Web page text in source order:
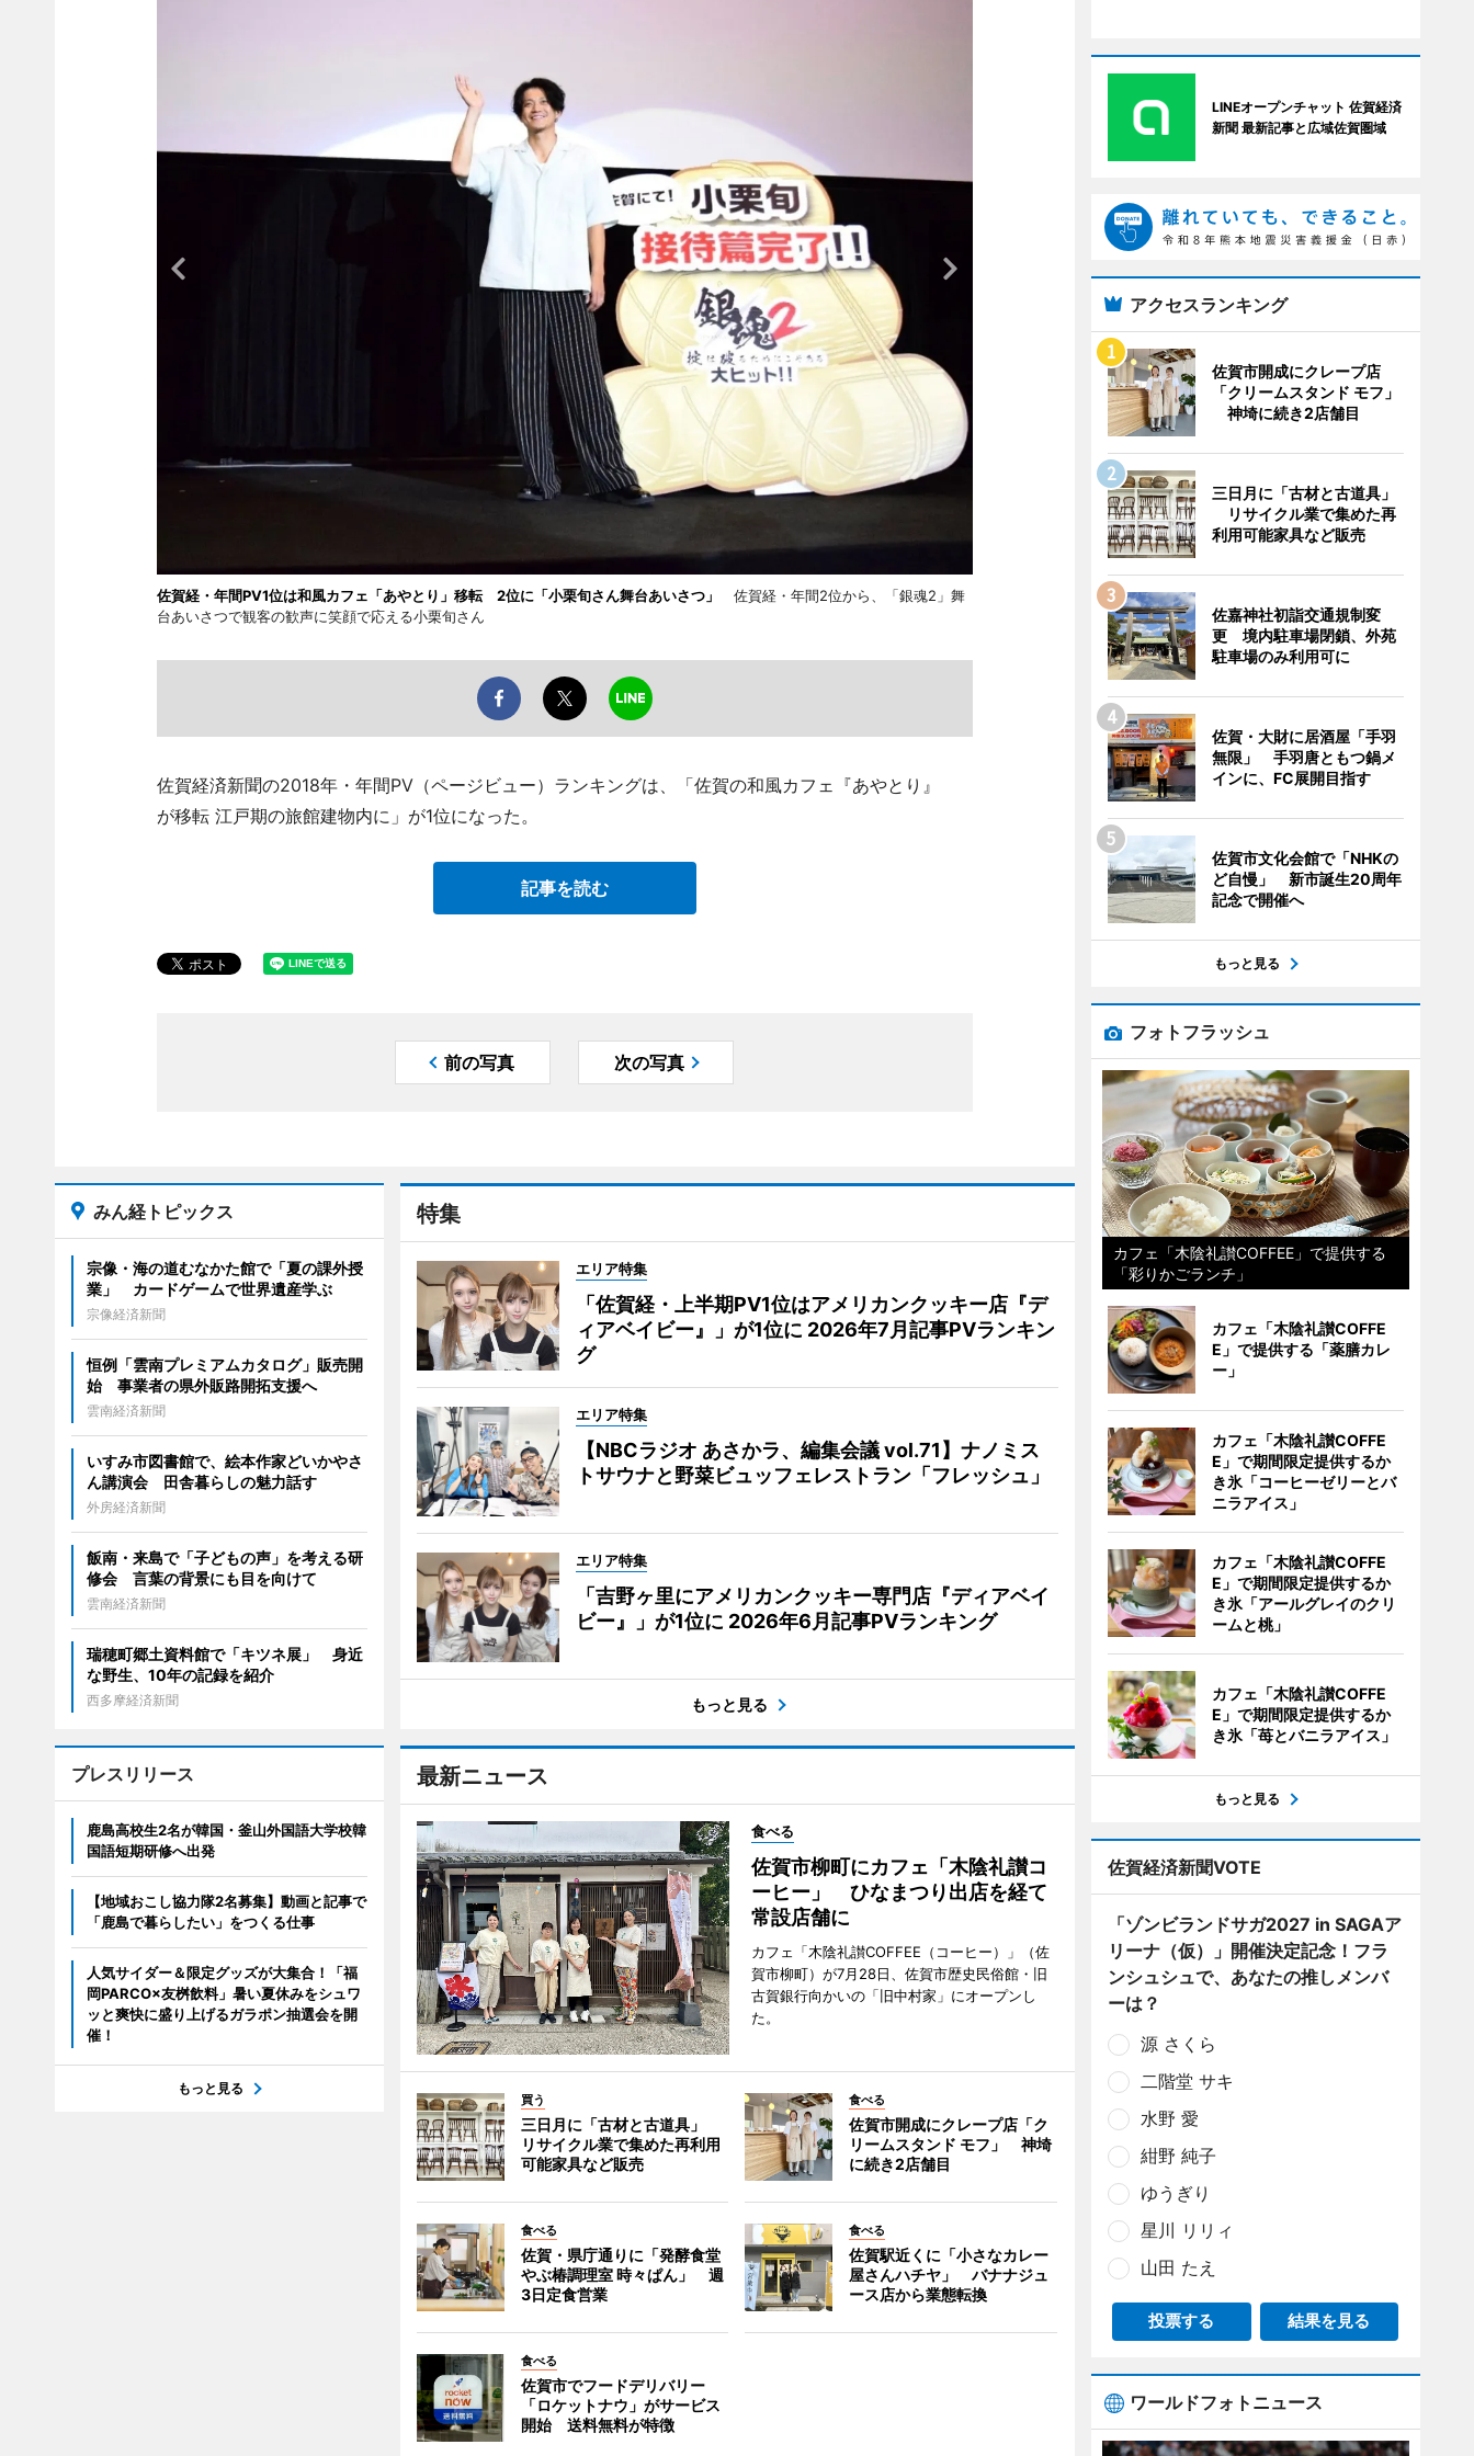
佐賀経・年間PV1位は和風カフェ「あやとり」移転 2位に「小栗旬さん舞台あいさつ」
佐賀経・年間2位から、「銀魂2」舞
台あいさつで観客の歓声に笑顔で応える小栗旬さん
佐賀経済新聞の2018年・年間PV（ページビュー）ランキングは、「佐賀の和風カフェ『あやとり』
が移転 江戸期の旅館建物内に」が1位になった。
記事を読む
前の写真 次の写真
特集
エリア特集
「佐賀経・上半期PV1位はアメリカンクッキー店『デ
ィアベイビー』」が1位に 2026年7月記事PVランキン
グ
エリア特集
【NBCラジオ あさかラ、編集会議 vol.71】ナノミス
トサウナと野菜ビュッフェレストラン「フレッシュ」
エリア特集
「吉野ヶ里にアメリカンクッキー専門店『ディアベイ
ビー』」が1位に 2026年6月記事PVランキング
もっと見る
最新ニュース
食べる
佐賀市柳町にカフェ「木陰礼讃コ
ーヒー」 ひなまつり出店を経て
常設店舗に
カフェ「木陰礼讃COFFEE（コーヒー）」（佐
賀市柳町）が7月28日、佐賀市歴史民俗館・旧
古賀銀行向かいの「旧中村家」にオープンし
た。
買う
三日月に「古材と古道具」
リサイクル業で集めた再利用
可能家具など販売
食べる
佐賀市開成にクレープ店「ク
リームスタンド モフ」 神埼
に続き2店舗目
食べる
佐賀・県庁通りに「発酵食堂
やぶ椿調理室 時々ぱん」 週
3日定食営業
食べる
佐賀駅近くに「小さなカレー
屋さんハチヤ」 バナナジュ
ース店から業態転換
食べる
佐賀市でフードデリバリー
「ロケットナウ」がサービス
開始 送料無料が特徴
みん経トピックス
宗像・海の道むなかた館で「夏の課外授
業」 カードゲームで世界遺産学ぶ
宗像経済新聞
恒例「雲南プレミアムカタログ」販売開
始 事業者の県外販路開拓支援へ
雲南経済新聞
いすみ市図書館で、絵本作家どいかやさ
ん講演会 田舎暮らしの魅力話す
外房経済新聞
飯南・来島で「子どもの声」を考える研
修会 言葉の背景にも目を向けて
雲南経済新聞
瑞穂町郷土資料館で「キツネ展」 身近
な野生、10年の記録を紹介
西多摩経済新聞
プレスリリース
鹿島高校生2名が韓国・釜山外国語大学校韓
国語短期研修へ出発
【地域おこし協力隊2名募集】動画と記事で
「鹿島で暮らしたい」をつくる仕事
人気サイダー＆限定グッズが大集合！「福
岡PARCO×友桝飲料」暑い夏休みをシュワ
ッと爽快に盛り上げるガラポン抽選会を開
催！
もっと見る
LINEオープンチャット 佐賀経済
新聞 最新記事と広域佐賀圏域
アクセスランキング
佐賀市開成にクレープ店
「クリームスタンド モフ」
神埼に続き2店舗目
三日月に「古材と古道具」
リサイクル業で集めた再
利用可能家具など販売
佐嘉神社初詣交通規制変
更 境内駐車場閉鎖、外苑
駐車場のみ利用可に
佐賀・大財に居酒屋「手羽
無限」 手羽唐ともつ鍋メ
インに、FC展開目指す
佐賀市文化会館で「NHKの
ど自慢」 新市誕生20周年
記念で開催へ
もっと見る
フォトフラッシュ
カフェ「木陰礼讃COFFEE」で提供する
「彩りかごランチ」
カフェ「木陰礼讃COFFE
E」で提供する「薬膳カレ
ー」
カフェ「木陰礼讃COFFE
E」で期間限定提供するか
き氷「コーヒーゼリーとバ
ニラアイス」
カフェ「木陰礼讃COFFE
E」で期間限定提供するか
き氷「アールグレイのクリ
ームと桃」
カフェ「木陰礼讃COFFE
E」で期間限定提供するか
き氷「苺とバニラアイス」
もっと見る
佐賀経済新聞VOTE
「ゾンビランドサガ2027 in SAGAア
リーナ（仮）」開催決定記念！フラ
ンシュシュで、あなたの推しメンバ
ーは？
源 さくら
二階堂 サキ
水野 愛
紺野 純子
ゆうぎり
星川 リリィ
山田 たえ
投票する 結果を見る
ワールドフォトニュース